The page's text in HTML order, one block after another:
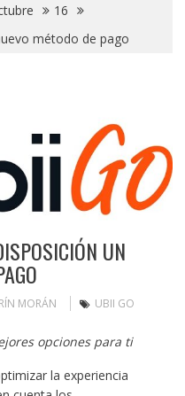
16
método de pago
UN
MORÁN UBII GO
opciones para ti
la experiencia